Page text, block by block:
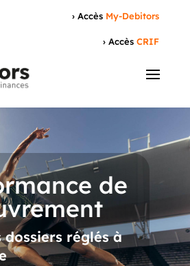
› Accès My-Debitors
› Accès CRIF
de
dossiers réglés à